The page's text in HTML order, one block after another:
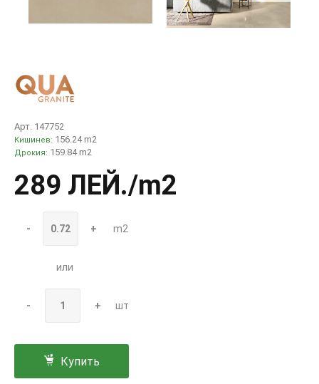
Арт. 147752
Кишинев: 156.24 m2
Дрокия: 159.84 m2
289 ЛЕЙ./m2
- + m2
или
- + шт
Купить